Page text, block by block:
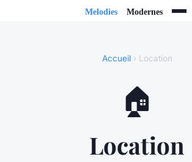
Accueil› Location
🏠
Location